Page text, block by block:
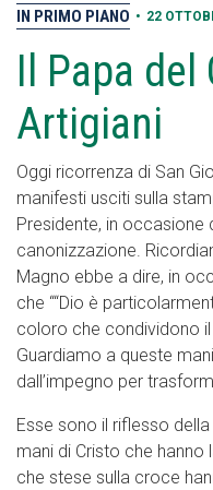
IN PRIMO PIANO • 22
Il Papa del
Artigiani
Oggi ricorrenza di San
manifesti usciti sulla
Presidente, in
canonizzazione.
Magno ebbe a dire, in
che ““Dio è
coloro che condividono
Guardiamo a queste
dall’impegno per
Esse sono il riflesso
mani di Cristo che
che stese sulla croce